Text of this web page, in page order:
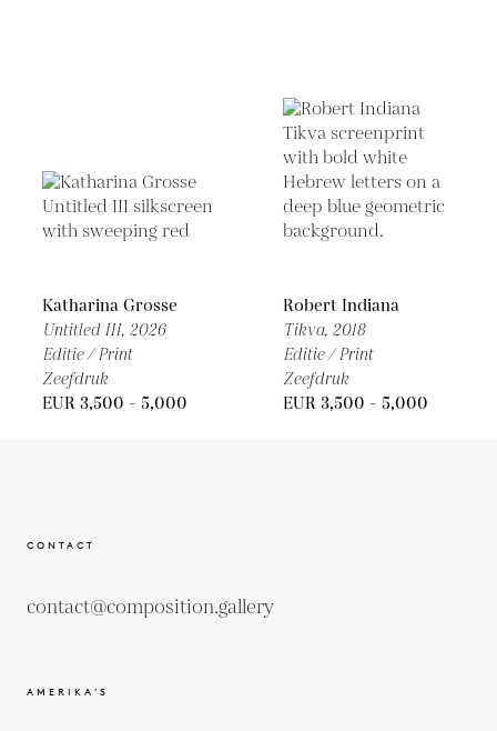
Katharina Grosse
Untitled III, 2026
Editie / Print
Zeefdruk
EUR 3,500 - 5,000
Robert Indiana
Tikva, 2018
Editie / Print
Zeefdruk
EUR 3,500 - 5,000
CONTACT
contact@composition.gallery
AMERIKA’S